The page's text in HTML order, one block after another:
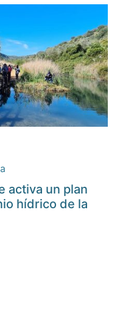
activa un plan
hídrico de la